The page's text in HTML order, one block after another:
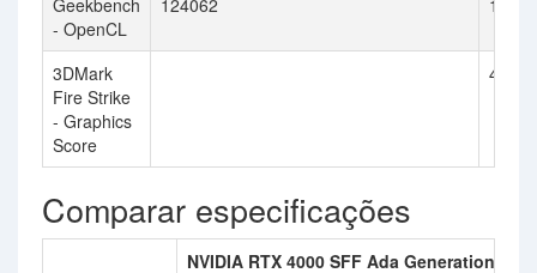
Geekbench
- OpenCL
124062
3DMark
Fire Strike
- Graphics
Score
4235
Comparar especificações
NVIDIA RTX 4000 SFF Ada Generation